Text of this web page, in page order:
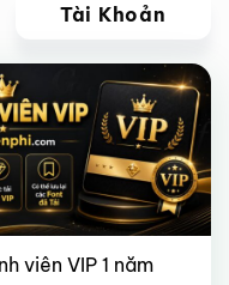
Tài Khoản
viên VIP 1 năm